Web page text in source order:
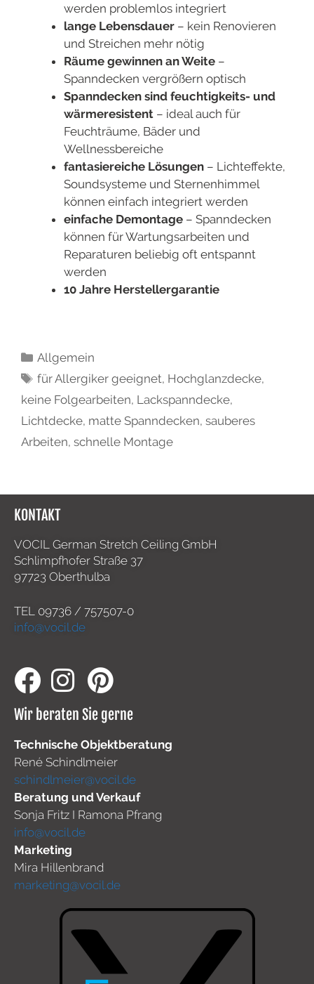
werden problemlos integriert
lange Lebensdauer – kein Renovieren
und Streichen mehr nötig
Räume gewinnen an Weite –
Spanndecken vergrößern optisch
Spanndecken sind feuchtigkeits- und
wärmeresistent – ideal auch für
Feuchträume, Bäder und
Wellnessbereiche
fantasiereiche Lösungen – Lichteffekte,
Soundsysteme und Sternenhimmel
können einfach integriert werden
einfache Demontage – Spanndecken
können für Wartungsarbeiten und
Reparaturen beliebig oft entspannt
werden
10 Jahre Herstellergarantie
Allgemein
für Allergiker geeignet, Hochglanzdecke,
keine Folgearbeiten, Lackspanndecke,
Lichtdecke, matte Spanndecken, sauberes
Arbeiten, schnelle Montage
KONTAKT
VOCIL German Stretch Ceiling GmbH
Schlimpfhofer Straße 37
97723 Oberthulba
TEL 09736 / 757507-0
info@vocil.de
Wir beraten Sie gerne
Technische Objektberatung
René Schindlmeier
schindlmeier@vocil.de
Beratung und Verkauf
Sonja Fritz I Ramona Pfrang
info@vocil.de
Marketing
Mira Hillenbrand
marketing@vocil.de